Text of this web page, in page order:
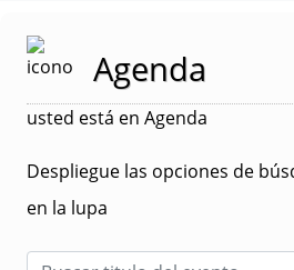
Agenda
usted está en Agenda
Despliegue las opciones de
en la lupa